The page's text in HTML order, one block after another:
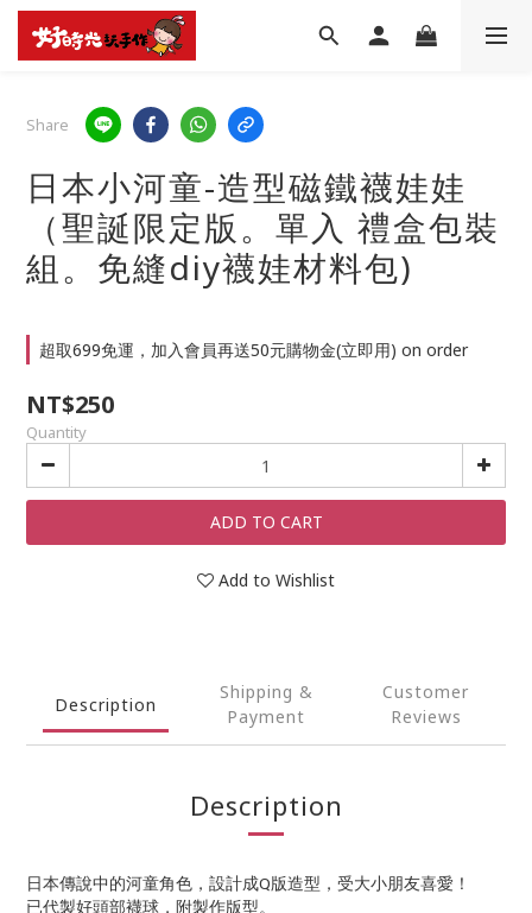
Share
日本小河童-造型磁鐵襪娃娃
（聖誕限定版。單入 禮盒包裝
組。免縫diy襪娃材料包)
超取699免運，加入會員再送50元購物金(立即用) on order
NT$250
Quantity
ADD TO CART
Add to Wishlist
Description
Shipping &
Payment
Customer
Reviews
Description
日本傳說中的河童角色，設計成Q版造型，受大小朋友喜愛！
已代製好頭部襪球，附製作版型。